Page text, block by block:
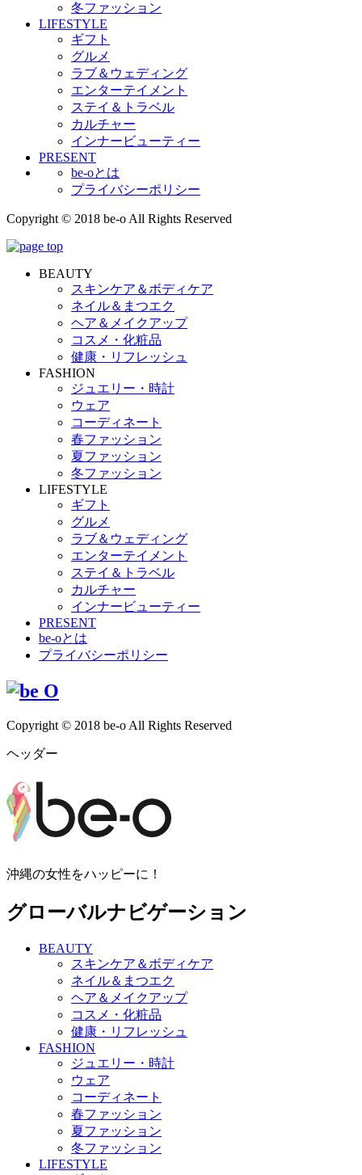
冬ファッション
LIFESTYLE
ギフト
グルメ
ラブ＆ウェディング
エンターテイメント
ステイ＆トラベル
カルチャー
インナービューティー
PRESENT
be-oとは
プライバシーポリシー
Copyright © 2018 be-o All Rights Reserved
BEAUTY
スキンケア＆ボディケア
ネイル＆まつエク
ヘア＆メイクアップ
コスメ・化粧品
健康・リフレッシュ
FASHION
ジュエリー・時計
ウェア
コーディネート
春ファッション
夏ファッション
冬ファッション
LIFESTYLE
ギフト
グルメ
ラブ＆ウェディング
エンターテイメント
ステイ＆トラベル
カルチャー
インナービューティー
PRESENT
be-oとは
プライバシーポリシー
Copyright © 2018 be-o All Rights Reserved
ヘッダー
沖縄の女性をハッピーに！
グローバルナビゲーション
BEAUTY
スキンケア＆ボディケア
ネイル＆まつエク
ヘア＆メイクアップ
コスメ・化粧品
健康・リフレッシュ
FASHION
ジュエリー・時計
ウェア
コーディネート
春ファッション
夏ファッション
冬ファッション
LIFESTYLE